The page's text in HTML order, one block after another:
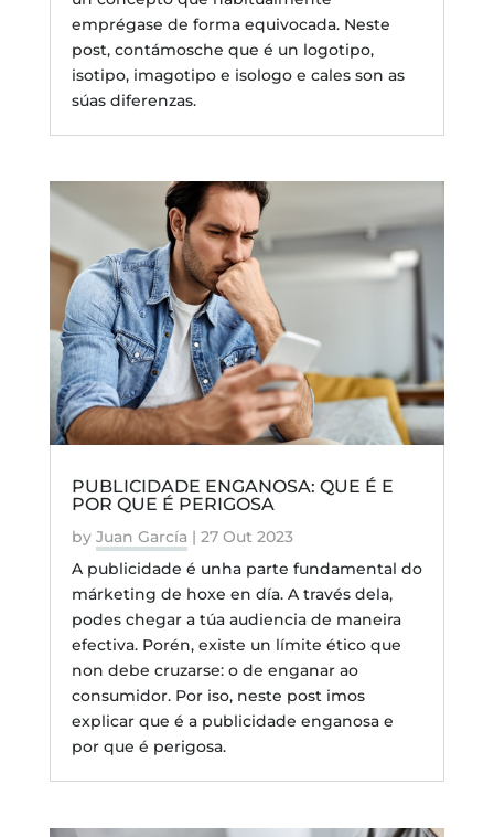
emprégase de forma equivocada. Neste
post, contámosche que é un logotipo,
isotipo, imagotipo e isologo e cales son as
súas diferenzas.
PUBLICIDADE ENGANOSA: QUE É E
POR QUE É PERIGOSA
by Juan García | 27 Out 2023
A publicidade é unha parte fundamental do
márketing de hoxe en día. A través dela,
podes chegar a túa audiencia de maneira
efectiva. Porén, existe un límite ético que
non debe cruzarse: o de enganar ao
consumidor. Por iso, neste post imos
explicar que é a publicidade enganosa e
por que é perigosa.